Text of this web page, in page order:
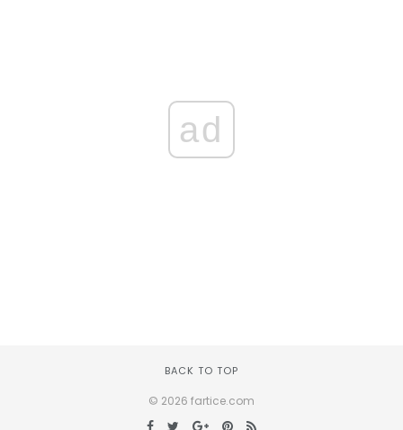
ad
BACK TO TOP
© 2026 fartice.com